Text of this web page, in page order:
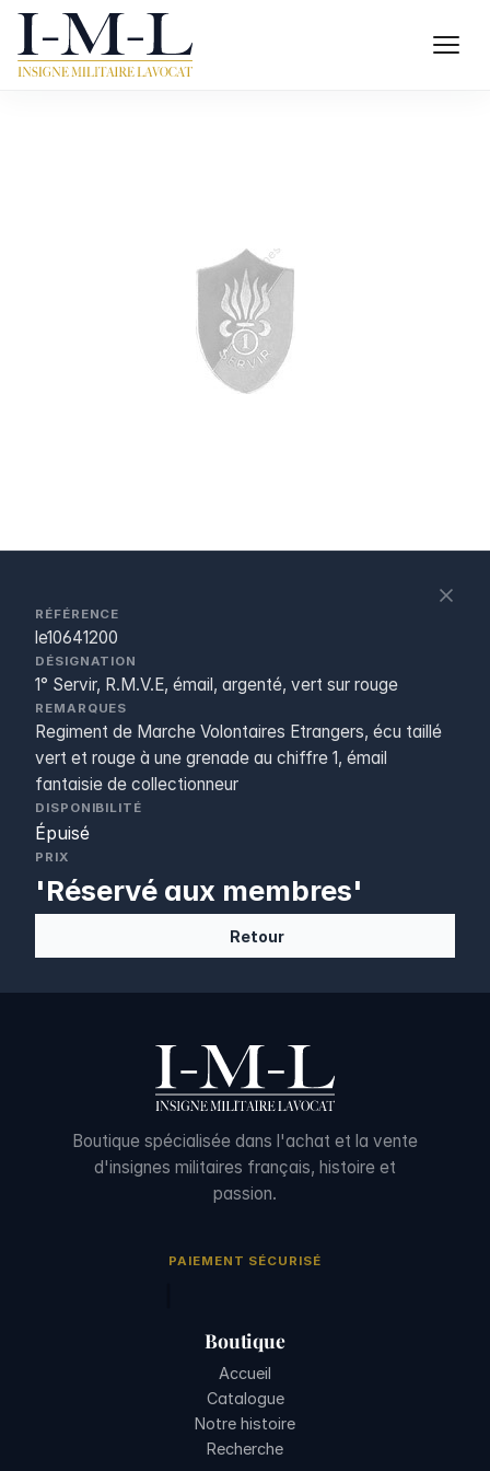
RÉFÉRENCE
le10641200
DÉSIGNATION
1° Servir, R.M.V.E, émail, argenté, vert sur rouge
REMARQUES
Regiment de Marche Volontaires Etrangers, écu taillé
vert et rouge à une grenade au chiffre 1, émail
fantaisie de collectionneur
DISPONIBILITÉ
Épuisé
PRIX
'Réservé aux membres'
Retour
Boutique spécialisée dans l'achat et la vente
d'insignes militaires français, histoire et
passion.
PAIEMENT SÉCURISÉ
Boutique
Accueil
Catalogue
Notre histoire
Recherche